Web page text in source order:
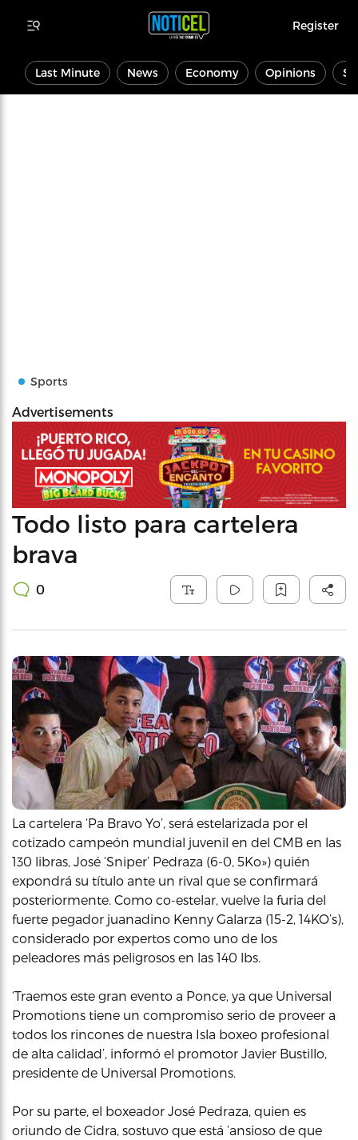
Register
Last Minute News Economy Opinions
Sports
Advertisements
Todo listo para cartelera
brava
0
La cartelera ‘Pa Bravo Yo’, será estelarizada por el
cotizado campeón mundial juvenil en del CMB en las
130 libras, José ‘Sniper’ Pedraza (6-0, 5Ko») quién
expondrá su título ante un rival que se confirmará
posteriormente. Como co-estelar, vuelve la furia del
fuerte pegador juanadino Kenny Galarza (15-2, 14KO’s),
considerado por expertos como uno de los
peleadores más peligrosos en las 140 lbs.
‘Traemos este gran evento a Ponce, ya que Universal
Promotions tiene un compromiso serio de proveer a
todos los rincones de nuestra Isla boxeo profesional
de alta calidad’, informó el promotor Javier Bustillo,
presidente de Universal Promotions.
Por su parte, el boxeador José Pedraza, quien es
oriundo de Cidra, sostuvo que está ‘ansioso de que